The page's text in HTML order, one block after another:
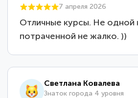
7 апреля 2026
Отличные курсы. Не одной
потраченной не жалко. ))
Светлана Ковалева
Знаток города 4 уровня